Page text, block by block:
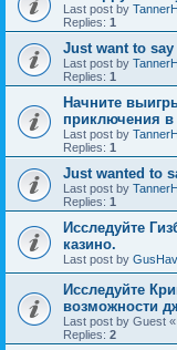
Last post by
Replies: 1
Just want to say
Last post by
Replies: 1
Начните
приключения в
Last post by
Replies: 1
Just wanted to
Last post by
Replies: 1
Исследуйте
казино.
Last post by
Исследуйте
возможности
Last post by Guest «
Replies: 2